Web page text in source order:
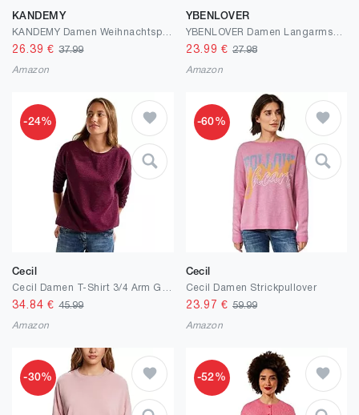
KANDEMY
26.39 €37.99
Amazon
YBENLOVER
23.99 € 27.98
Amazon
-24%
Cecil
34.84 €45.99
Amazon
-60%
Cecil
Cecil Damen Strickpullover
23.97 € 59.99
Amazon
-30% -52%